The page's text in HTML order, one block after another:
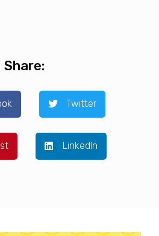
Share:
Twitter
LinkedIn